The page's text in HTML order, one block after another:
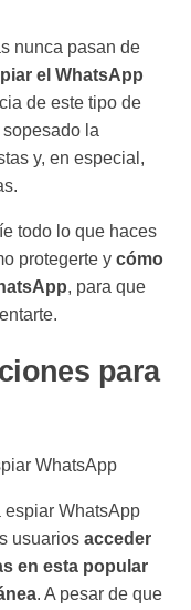
nunca pasan de
el WhatsApp
de este tipo de
la
y, en especial,
todo lo que haces
protegerte y cómo
, para que
para
espiar WhatsApp
usuarios acceder
en esta popular
. A pesar de que